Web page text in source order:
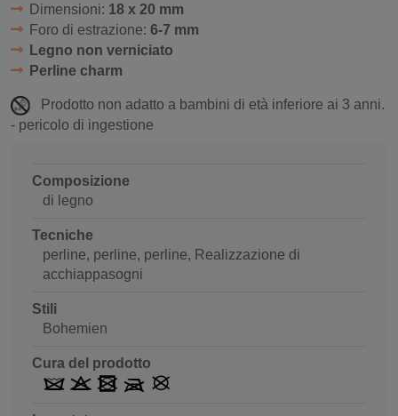
Dimensioni: 18 x 20 mm
Foro di estrazione: 6-7 mm
Legno non verniciato
Perline charm
Prodotto non adatto a bambini di età inferiore ai 3 anni.
- pericolo di ingestione
Composizione
di legno
Tecniche
perline, perline, perline, Realizzazione di
acchiappasogni
Stili
Bohemien
Cura del prodotto